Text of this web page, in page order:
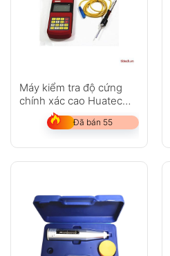
Máy kiểm tra độ cứng
chính xác cao Huatec
RHL160
Đã bán 55